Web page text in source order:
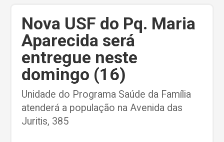
Nova USF do Pq. Maria
Aparecida será
entregue neste
domingo (16)
Unidade do Programa Saúde da Família
atenderá a população na Avenida das
Juritis, 385